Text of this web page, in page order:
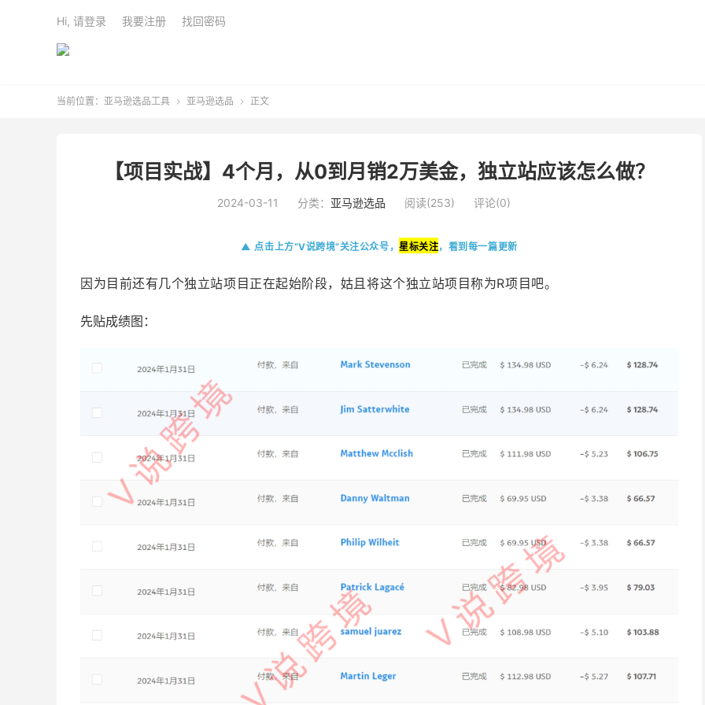
Hi, 请登录 我要注册 找回密码
当前位置： 亚马逊选品工具  亚马逊选品  正文
【项目实战】4个月，从0到月销2万美金，独立站应该怎么做？
2024-03-11 分类： 亚马逊选品 阅读(253) 评论(0)
▲ 点击上方“V说跨境”关注公众号，星标关注，看到每一篇更新
因为目前还有几个独立站项目正在起始阶段，姑且将这个独立站项目称为R项目吧。
先贴成绩图：